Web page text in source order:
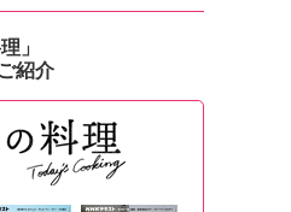
」
紹介